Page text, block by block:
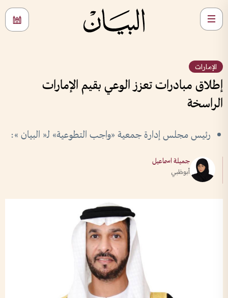
الإمارات
إطلاق مبادرات تعزز الوعي بقيم الإمارات
الراسخة
رئيس مجلس إدارة جمعية «واجب التطوعية» لـ« البيان »:
جميلة اسماعيل
أبوظبي